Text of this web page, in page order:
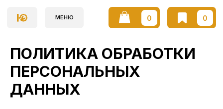
ПОЛИТИКА ОБРАБОТКИ
ПЕРСОНАЛЬНЫХ
ДАННЫХ